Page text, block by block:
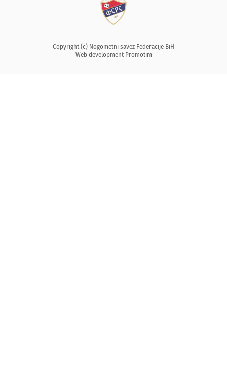
Copyright (c) Nogometni savez Federacije BiH
Web development Promotim